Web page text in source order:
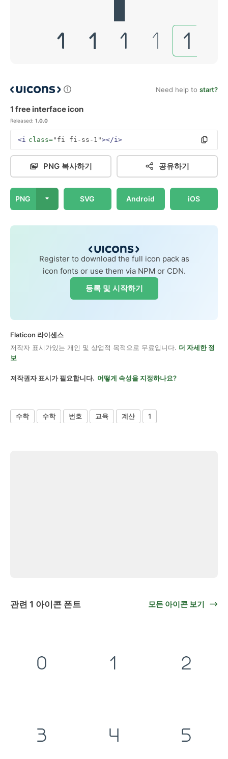
Need help to start?
1 free interface icon
Released: 1.0.0
<i class="fi fi-ss-1"></i>
PNG 복사하기 공유하기
PNG SVG Android iOS
Register to download the full icon pack as
icon fonts or use them via NPM or CDN.
등록 및 시작하기
Flaticon 라이센스
저작자 표시가있는 개인 및 상업적 목적으로 무료입니다. 더 자세한 정
보
저작권자 표시가 필요합니다. 어떻게 속성을 지정하나요?
수학 수학 번호 교육 계산 1
관련 1 아이콘 폰트 모든 아이콘 보기